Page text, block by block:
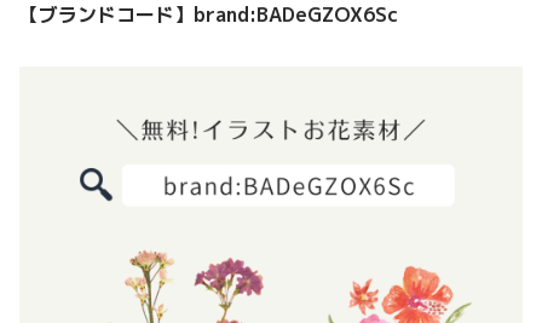
【ブランドコード】brand:BADeGZOX6Sc